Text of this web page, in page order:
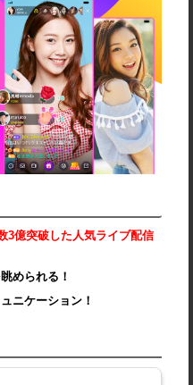
3億突破した人気ライブ配信
められる！
ニケーション！